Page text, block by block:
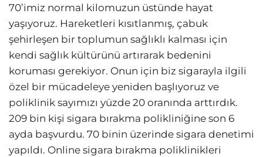
70’imiz normal kilomuzun üstünde hayat
yaşıyoruz. Hareketleri kısıtlanmış, çabuk
şehirleşen bir toplumun sağlıklı kalması için
kendi sağlık kültürünü artırarak bedenini
koruması gerekiyor. Onun için biz sigarayla ilgili
özel bir mücadeleye yeniden başlıyoruz ve
poliklinik sayımızı yüzde 20 oranında arttırdık.
209 bin kişi sigara bırakma polikliniğine son 6
ayda başvurdu. 70 binin üzerinde sigara denetimi
yapıldı. Online sigara bırakma poliklinikleri